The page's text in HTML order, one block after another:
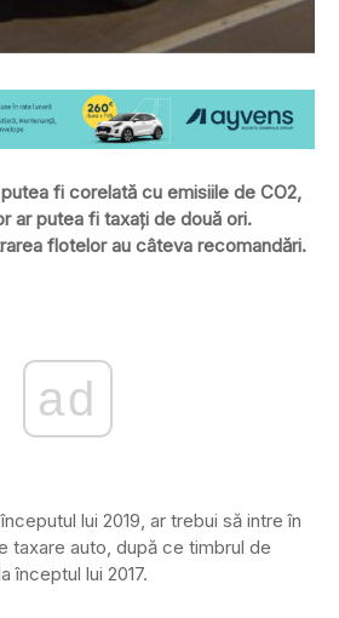
fi corelată cu emisiile de CO2,
ar putea fi taxaţi de două ori.
flotelor au câteva recomandări.
ad
lui 2019, ar trebui să intre în
taxare auto, după ce timbrul de
începtul lui 2017.